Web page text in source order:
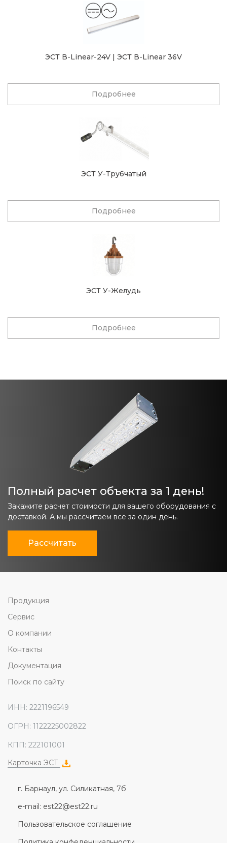
ЭСТ В-Linear-24V | ЭСТ В-Linear 36V
Подробнее
ЭСТ У-Трубчатый
Подробнее
ЭСТ У-Желудь
Подробнее
Полный расчет объекта за 1 день!
Закажите расчет стоимости для вашего оборудования с
доставкой. А мы рассчитаем все за один день.
Рассчитать
Продукция
Сервис
О компании
Контакты
Документация
Поиск по сайту
ИНН: 2221196549
ОГРН: 1122225002822
КПП: 222101001
Карточка ЭСТ
г. Барнаул, ул. Силикатная, 7б
e-mail: est22@est22.ru
Пользовательское соглашение